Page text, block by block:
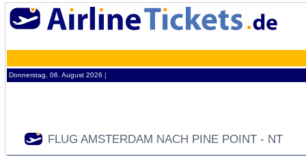
Donnerstag, 06. August 2026 ¦
FLUG AMSTERDAM NACH PINE POINT - NT